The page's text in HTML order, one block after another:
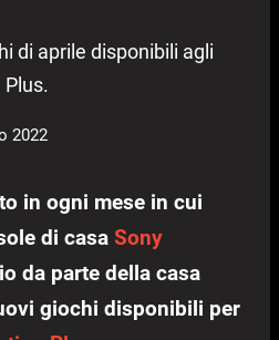
di aprile disponibili agli
2022
in ogni mese in cui
di casa Sony
da parte della casa
giochi disponibili per